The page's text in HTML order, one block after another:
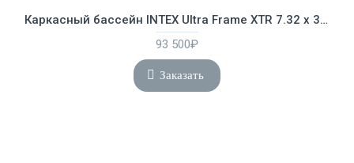
Каркасный бассейн INTEX Ultra Frame XTR 7.32 х 3.66 х 1.32 м ; артикул 26368
93 500₽
Заказать